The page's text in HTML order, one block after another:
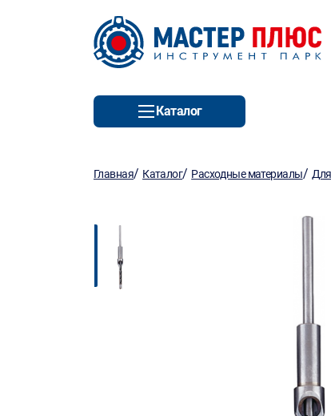
Каталог
Главная/ Каталог/ Расходные материалы/